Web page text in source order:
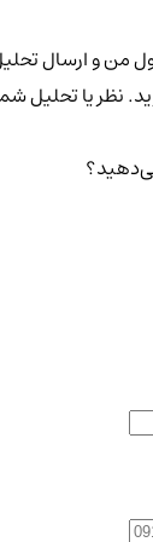
من و ارسال